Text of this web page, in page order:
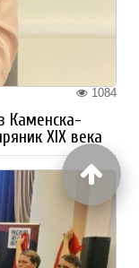
1084
Каменска-
XIX века